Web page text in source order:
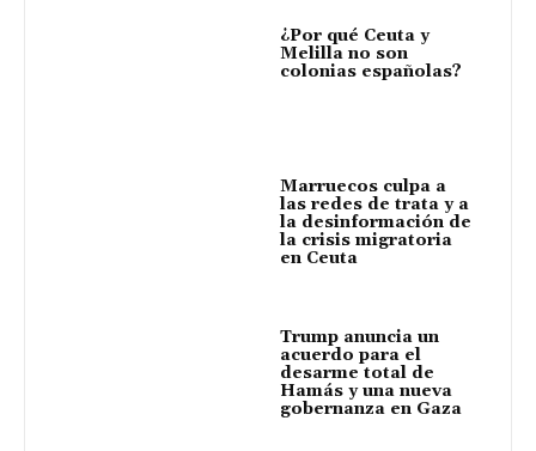
¿Por qué Ceuta y
Melilla no son
colonias españolas?
Marruecos culpa a
las redes de trata y a
la desinformación de
la crisis migratoria
en Ceuta
Trump anuncia un
acuerdo para el
desarme total de
Hamás y una nueva
gobernanza en Gaza